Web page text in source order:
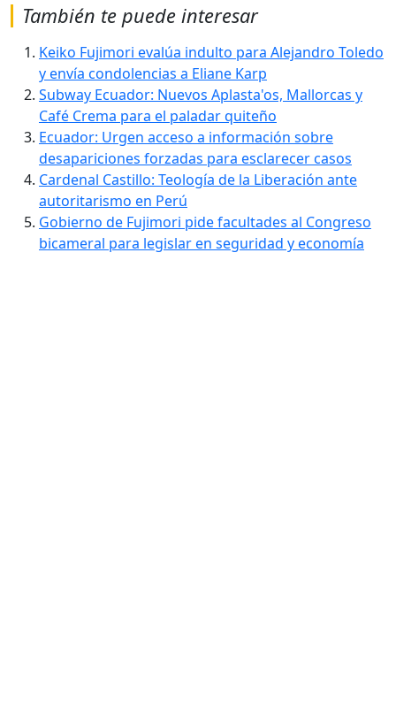
También te puede interesar
Keiko Fujimori evalúa indulto para Alejandro Toledo
y envía condolencias a Eliane Karp
Subway Ecuador: Nuevos Aplasta'os, Mallorcas y
Café Crema para el paladar quiteño
Ecuador: Urgen acceso a información sobre
desapariciones forzadas para esclarecer casos
Cardenal Castillo: Teología de la Liberación ante
autoritarismo en Perú
Gobierno de Fujimori pide facultades al Congreso
bicameral para legislar en seguridad y economía